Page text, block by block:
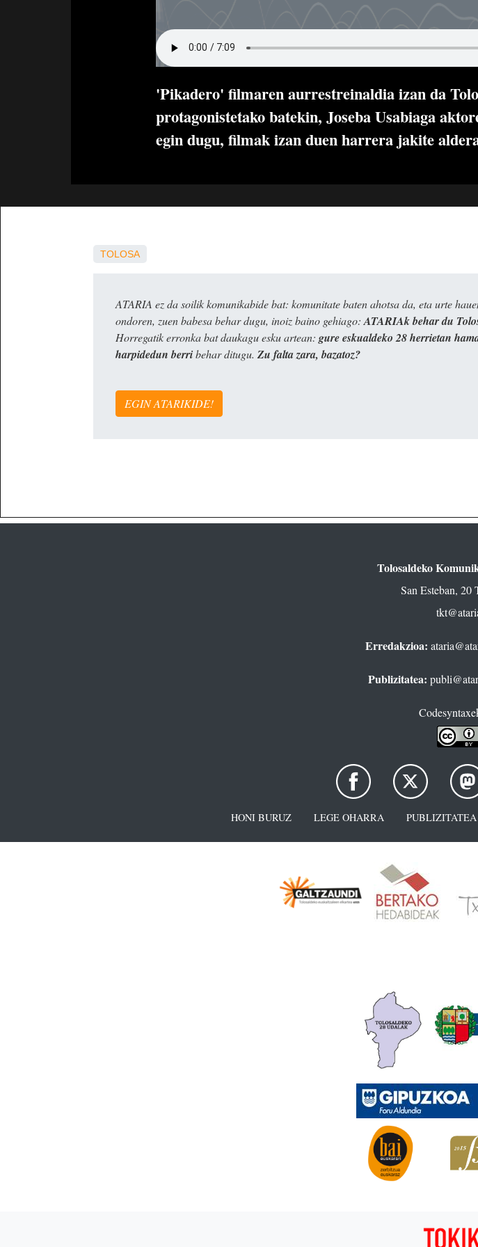
'Pikadero' filmaren aurrestreinaldia izan da
protagonistetako batekin, Joseba Usabiaga
egin dugu, filmak izan duen harrera jakite
TOLOSA
ATARIA ez da soilik komunikabide bat: komunitate baten ahotsa da, eta urte
ondoren, zuen babesa behar dugu, inoiz baino gehiago: ATARIAk behar du
Horregatik erronka bat daukagu esku artean: gure eskualdeko 28 herrietan
harpidedun berribehar ditugu. Zu falta zara, bazatoz?
EGIN ATARIKIDE!
Tolosaldeko
San Esteban, 20
Erredakzioa:
Publizitatea:
HONI BURUZ LEGE OHARRA PUBLIZITATEA